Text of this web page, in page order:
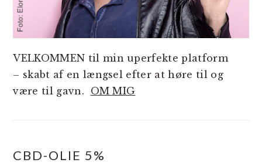
VELKOMMEN til min uperfekte platform
– skabt af en længsel efter at høre til og
være til gavn. OM MIG
CBD-OLIE 5%